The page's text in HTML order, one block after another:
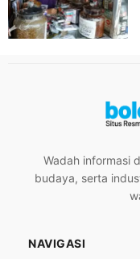
Wadah informasi
budaya, serta
NAVIGASI